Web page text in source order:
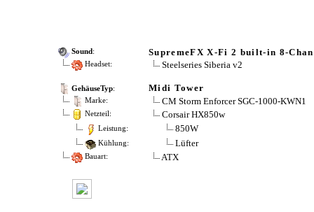
Sound: SupremeFX X-Fi 2 built-in 8-
Headset: Steelseries Siberia v2
GehäuseTyp: Midi Tower
Marke: CM Storm Enforcer SGC-1000-KWN1
Netzteil: Corsair HX850w
Leistung: 850W
Kühlung: Lüfter
Bauart: ATX